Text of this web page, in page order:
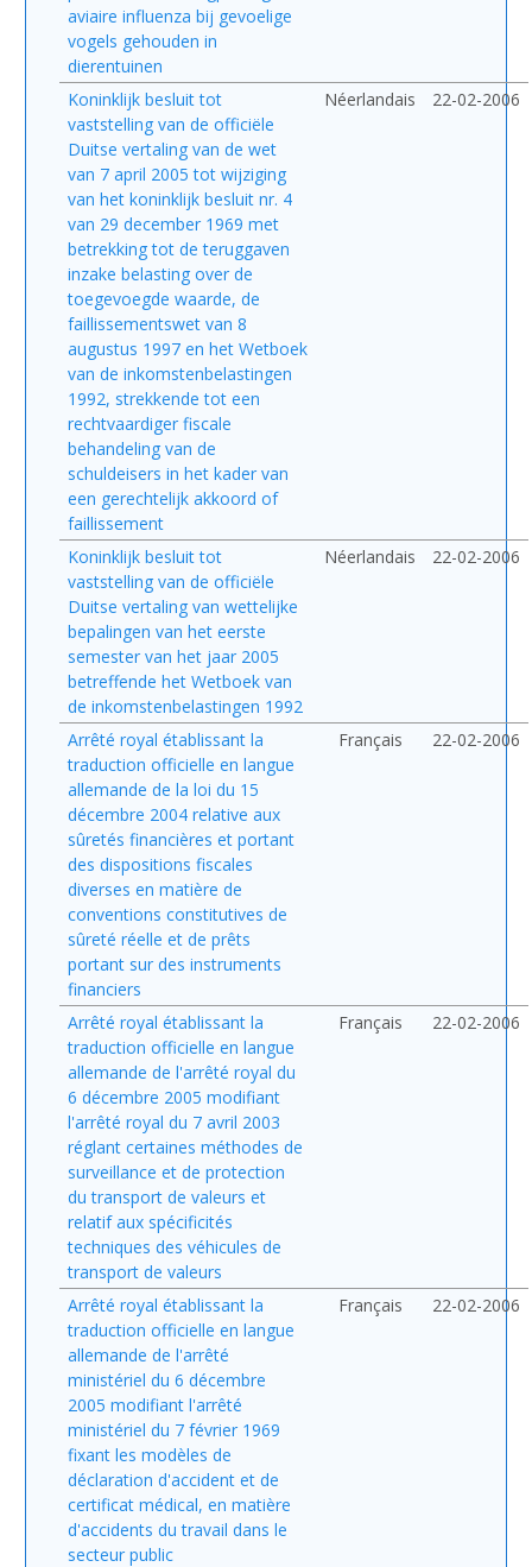
aviaire influenza bij gevoelige
vogels gehouden in
dierentuinen
Koninklijk besluit tot
vaststelling van de officiële
Duitse vertaling van de wet
van 7 april 2005 tot wijziging
van het koninklijk besluit nr. 4
van 29 december 1969 met
betrekking tot de teruggaven
inzake belasting over de
toegevoegde waarde, de
faillissementswet van 8
augustus 1997 en het Wetboek
van de inkomstenbelastingen
1992, strekkende tot een
rechtvaardiger fiscale
behandeling van de
schuldeisers in het kader van
een gerechtelijk akkoord of
faillissement
Néerlandais 22-02-2006
Koninklijk besluit tot
vaststelling van de officiële
Duitse vertaling van wettelijke
bepalingen van het eerste
semester van het jaar 2005
betreffende het Wetboek van
de inkomstenbelastingen 1992
Néerlandais 22-02-2006
Arrêté royal établissant la
traduction officielle en langue
allemande de la loi du 15
décembre 2004 relative aux
sûretés financières et portant
des dispositions fiscales
diverses en matière de
conventions constitutives de
sûreté réelle et de prêts
portant sur des instruments
financiers
Français 22-02-2006
Arrêté royal établissant la
traduction officielle en langue
allemande de l'arrêté royal du
6 décembre 2005 modifiant
l'arrêté royal du 7 avril 2003
réglant certaines méthodes de
surveillance et de protection
du transport de valeurs et
relatif aux spécificités
techniques des véhicules de
transport de valeurs
Français 22-02-2006
Arrêté royal établissant la
traduction officielle en langue
allemande de l'arrêté
ministériel du 6 décembre
2005 modifiant l'arrêté
ministériel du 7 février 1969
fixant les modèles de
déclaration d'accident et de
certificat médical, en matière
d'accidents du travail dans le
secteur public
Français 22-02-2006